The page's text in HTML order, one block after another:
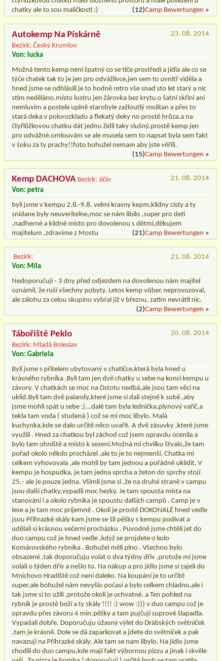
chatky ale to sou maličkosti :)
(12)Camp Bewertungen »
Autokemp Na Pískárně
Bezirk: Český Krumlov
23. 08. 2014
Von: lucka
Možná tento kemp není špatný co se tíče prostředí a jídla ale co se
týče chatek tak to je jen pro odvážlivce,jen sem to uvnitř viděla a
hned jsme se odhlásili je to hodně retro vše snad sto let starý a nic
stim neděláno.místo lustru jen žárovka bez krytu o šatní skříni ani
nemluvim a postele uplně starobyle zažloutlý molitan a přes to
stará deka v polorozkladu a flekatý deky no prostě hrůza.a na
čtyřlůžkovou chatku dát jednu židli taky slušný.prostě kemp jen
pro odvážné.omlouvám se ale musela sem to napsat byla sem fakt
v šoku za ty prachy!!foto bohužel nemam aby jste věřili.
(15)Camp Bewertungen »
Kemp DACHOVA Bezirk: Jičín
21. 08. 2014
Von: petra
byli jsme v kempu 2.8.-9.8. velmi krasny kepm,klidny cisty a ty
snidane byly neuveritelne,moc se nám libilo ,super pro deti
,nadherné a klidné misto pro dovolenou s dětmi,děkujem
majitelum ,zdravíme z Mostu
(21)Camp Bewertungen »
Bezirk:
21. 08. 2014
Von: Míla
Nedoporučuji - 3 dny před odjezdem na dovolenou nám majitel
oznámil, že ruší všechny pobyty. Letos kemp vůbec neprovozoval,
ale zálohu za celou skupinu vybŕal již v březnu, zatím nevrátil nic.
(2)Camp Bewertungen »
Tábořiště Peklo
Bezirk: Mladá Boleslav
20. 08. 2014
Von: Gabriela
Byli jsme s přítelem ubytovaný v chatičce,která byla hned u
krásného rybníka .Byli tam jen dvě chatky u sebe na konci kempu u
závory. V chatkách se moc na čistotu nedbá,ale jsou tam věci na
uklid.Byli tam dvě palandy,které jsme si dali stejně k sobě ,aby
jsme mohli spát u sebe :)...dalé tam byla lednička,plynový vařič,a
tekla tam voda ( studená ) což se mi moc líbylo. Malá
kuchynka,kde se dalo určitě něco uvařit. A dvě zásuvky ,které jsme
využili . Hned za chatkou byl záchod což jsem opravdu ocenila a
bylo tam ohniště a místo k sezení.Možná mi chvilku štvalo,že tam
pořad okolo někdo procházel ,ale to je to nejmenší. Chatka mi
celkem vyhovovala ,ale mohli by tam jednou a pořádně uklidit. V
kempu je hospudka, je tam jedna sprcha a žeton do sprchy stojí
25,- ale je pouze jedna. Všimli jsme si ,že na druhé straně v campu
jsou další chatky,vypadli moc hezky. Je tam spousta místa na
stanování í a okolo rybníka je spoustu dalších campů . Camp je v
lese a je tam moc príjemně . Okolí je prostě DOKONALÉ hned vedle
jsou Příhrazké skály kam jsme se šli pěšky s kempu podívat a
udělali si krásnou večerní procházku . Puvodně jsme chtěli jet do
duo campu což je hned vedle ,když se projdete o kolo
Komárovského rybníka . Bohužel měli plno . Všechno bylo
obsazené ,tak doporučuju volat o dva týdny dřív ,protože mi jsme
volali o týden dřív a nešlo to. Na nákup a pro jídlo jsme si zajeli do
Mnichovo Hradiště což není daleko. Na koupání je to určitě
super,ale bohužel nám nevyšlo počasí a bylo celkem chladno,ale i
tak jsme si to užili ,protože okolí je uchvatné. a Ten pohled na
rybník je prostě boží a ty skály !!!! :) wow :))) v duo campu což je
opravdu přes závoru 4 min.pěšky a tam pujčují suprové šlapadla.
Vypadali dobře. Doporučuju úžasný výlet do Drábských světniček
,tam je krásně. Dole se dá zaparkovat a jdete do světniček a pak
navazují na Příhrazké skály. Ale tam se nam líbylo. Na jídlo jsme
chodili do duo campu,kde mají fakt výbornou pizzu a jinak i skvěle